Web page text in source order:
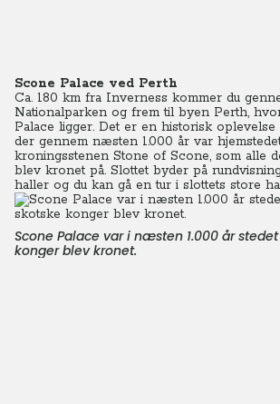
Scone Palace ved Perth
Ca. 180 km fra Inverness kommer du
Nationalparken og frem til byen Perth,
Palace ligger. Det er en historisk oplevelse
der gennem næsten 1.000 år var
kroningsstenen Stone of Scone, som alle
blev kronet på. Slottet byder på
haller og du kan gå en tur i slottets store
Scone Palace var i næsten 1.000 år
konger blev kronet.